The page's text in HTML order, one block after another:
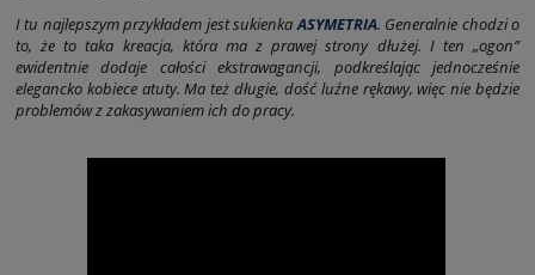
I tu najlepszym przykładem jest sukienkaASYMETRIA. Generalnie chodzi o
to, że to taka kreacja, która ma z prawej strony dłużej. I ten „ogon”
ewidentnie dodaje całości ekstrawagancji, podkreślając jednocześnie
elegancko kobiece atuty. Ma też długie, dość luźne rękawy, więc nie będzie
problemów z zakasywaniem ich do pracy.